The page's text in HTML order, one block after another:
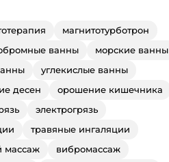
магнитотурботрон
ванны
морские ванны
углекислые ванны
десен
орошение кишечника
электрогрязь
травяные ингаляции
массаж
вибромассаж